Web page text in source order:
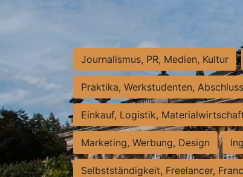
Journalismus, PR, Medien, Kultur
Praktika, Werkstudenten,
Einkauf, Logistik,
Marketing, Werbung, Design
Selbstständigkeit, Freelancer,